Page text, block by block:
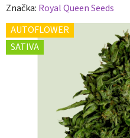
hodnocení
produktu
je
0,0
Značka: Royal Queen Seeds
AUTOFLOWER
SATIVA